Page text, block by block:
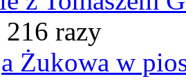
razy
Żukowa w